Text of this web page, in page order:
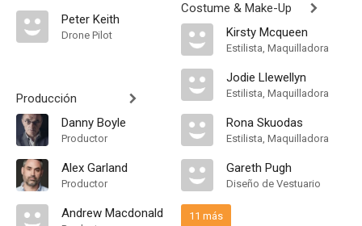
Peter Keith
Drone Pilot
Producción
Danny Boyle
Productor
Alex Garland
Productor
Andrew Macdonald
Costume & Make-Up
Kirsty Mcqueen
Estilista, Maquilladora
Jodie Llewellyn
Estilista, Maquilladora
Rona Skuodas
Estilista, Maquilladora
Gareth Pugh
Diseño de Vestuario
11 más